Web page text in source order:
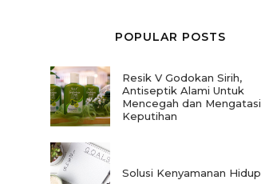
POPULAR POSTS
Resik V Godokan Sirih,
Antiseptik Alami Untuk
Mencegah dan Mengatasi
Keputihan
Solusi Kenyamanan Hidup